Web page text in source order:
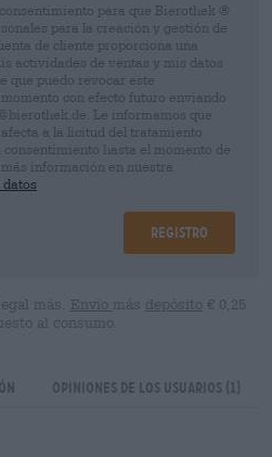
para que Bierothek ®
para la creación y gestión de
de cliente proporciona una
actividades de ventas y mis datos
que puedo revocar este
con efecto futuro enviando
Le informamos que
a la licitud del tratamiento
consentimiento hasta el momento de
información en nuestra
Registro
más. Envío más depósito € 0,25
al consumo.
Opiniones de los usuarios (1)